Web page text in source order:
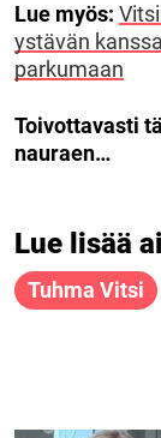
Lue myös:
ystävän
parkumaan
Toivottavasti
nauraen…
Lue lisää
Tuhma Vitsi